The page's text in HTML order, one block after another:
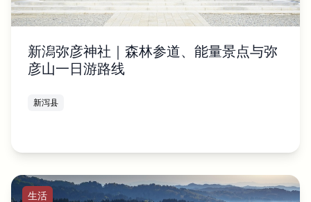
新潟弥彦神社｜森林参道、能量景点与弥
彦山一日游路线
新泻县
生活